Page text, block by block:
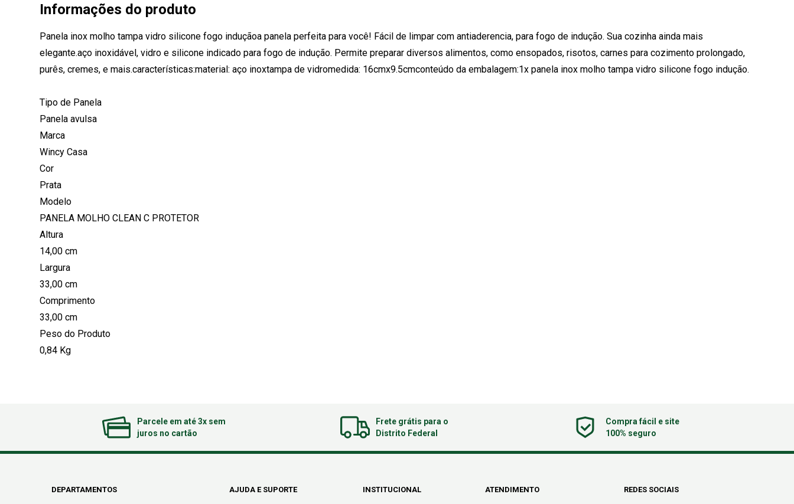
Informações do produto
Panela inox molho tampa vidro silicone fogo induçãoa panela perfeita para você! Fácil de limpar com antiaderencia, para fogo de indução. Sua cozinha ainda mais
elegante.aço inoxidável, vidro e silicone indicado para fogo de indução. Permite preparar diversos alimentos, como ensopados, risotos, carnes para cozimento prolongado,
purês, cremes, e mais.características:material: aço inoxtampa de vidromedida: 16cmx9.5cmconteúdo da embalagem:1x panela inox molho tampa vidro silicone fogo indução.
Tipo de Panela
Panela avulsa
Marca
Wincy Casa
Cor
Prata
Modelo
PANELA MOLHO CLEAN C PROTETOR
Altura
14,00 cm
Largura
33,00 cm
Comprimento
33,00 cm
Peso do Produto
0,84 Kg
Parcele em até 3x sem
juros no cartão
Frete grátis para o
Distrito Federal
Compra fácil e site
100% seguro
DEPARTAMENTOS AJUDA E SUPORTE INSTITUCIONAL ATENDIMENTO REDES SOCIAIS